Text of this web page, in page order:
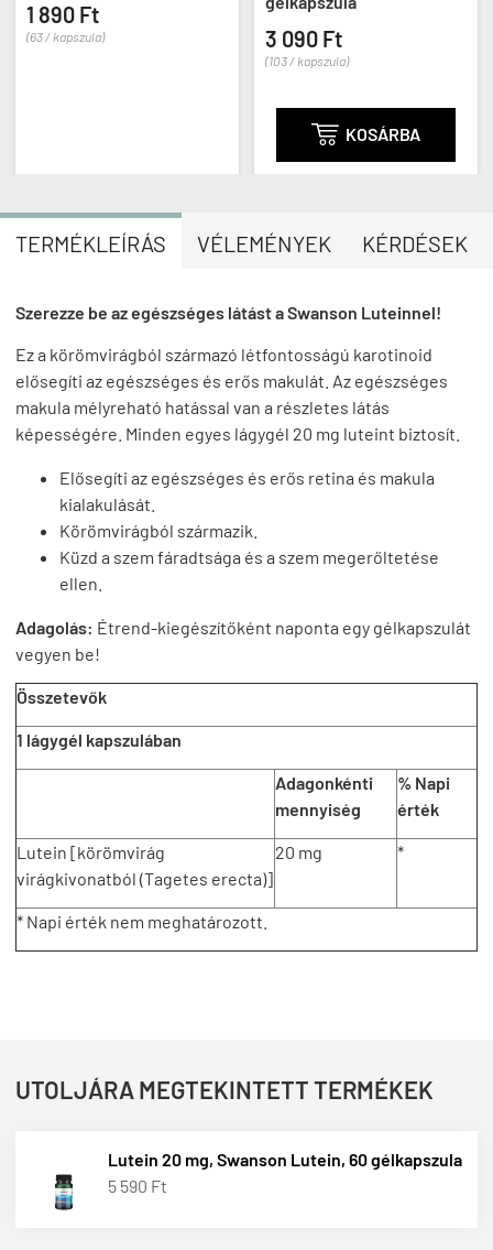
1 890 Ft
(63 / kapszula) 3 090 Ft
(103 / kapszula)
 KOSÁRBA
TERMÉKLEÍRÁS VÉLEMÉNYEK KÉRDÉSEK
Szerezze be az egészséges látást a Swanson Luteinnel!
Ez a körömvirágból származó létfontosságú karotinoid
elősegíti az egészséges és erős makulát. Az egészséges
makula mélyreható hatással van a részletes látás
képességére. Minden egyes lágygél 20 mg luteint biztosít.
Elősegíti az egészséges és erős retina és makula
kialakulását.
Körömvirágból származik.
Küzd a szem fáradtsága és a szem megerőltetése
ellen.
Adagolás: Étrend-kiegészítőként naponta egy gélkapszulát
vegyen be!
Összetevők
1 lágygél kapszulában
Adagonkénti
mennyiség
% Napi
érték
Lutein [körömvirág
virágkivonatból (Tagetes erecta)]
20 mg *
* Napi érték nem meghatározott.
UTOLJÁRA MEGTEKINTETT TERMÉKEK
Lutein 20 mg, Swanson Lutein, 60 gélkapszula
5 590 Ft